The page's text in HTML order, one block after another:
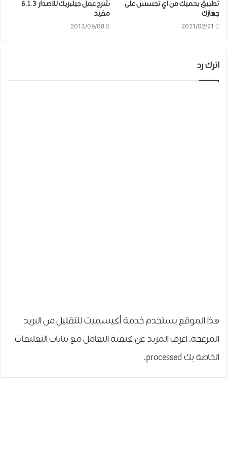
تطبيق يحميك من اي تجسس على
جهازك
2021/02/21
شرح عمل جيلبريك للاصدار 6.1.3
مقيد
2013/09/08
اترك رد
هذا الموقع يستخدم خدمة أكيسميت للتقليل من البريد
المزعجة.اعرف المزيد عن كيفية التعامل مع بيانات التعليقات
الخاصة بك processed
.